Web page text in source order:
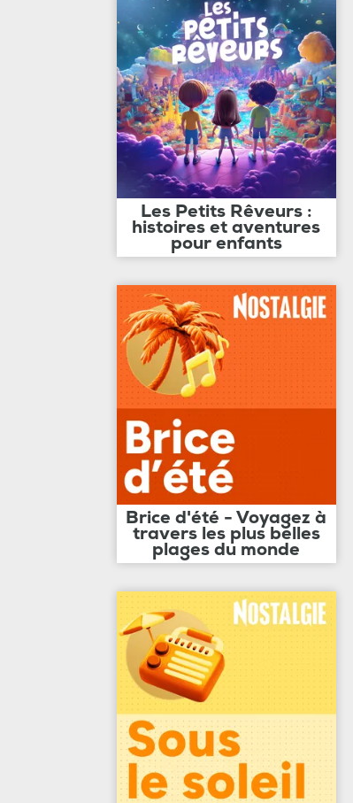
Les Petits Rêveurs :
histoires et aventures
pour enfants
Brice d'été - Voyagez à
travers les plus belles
plages du monde